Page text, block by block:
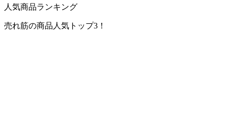
人気商品ランキング
売れ筋の商品人気トップ3！